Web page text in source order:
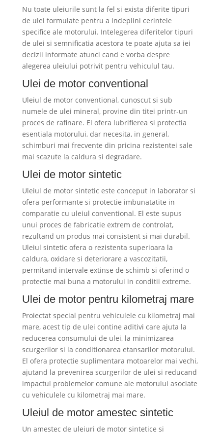
Nu toate uleiurile sunt la fel si exista diferite tipuri
de ulei formulate pentru a indeplini cerintele
specifice ale motorului. Intelegerea diferitelor tipuri
de ulei si semnificatia acestora te poate ajuta sa iei
decizii informate atunci cand e vorba despre
alegerea uleiului potrivit pentru vehiculul tau.
Ulei de motor conventional
Uleiul de motor conventional, cunoscut si sub
numele de ulei mineral, provine din titei printr-un
proces de rafinare. El ofera lubrifierea si protectia
esentiala motorului, dar necesita, in general,
schimburi mai frecvente din pricina rezistentei sale
mai scazute la caldura si degradare.
Ulei de motor sintetic
Uleiul de motor sintetic este conceput in laborator si
ofera performante si protectie imbunatatite in
comparatie cu uleiul conventional. El este supus
unui proces de fabricatie extrem de controlat,
rezultand un produs mai consistent si mai durabil.
Uleiul sintetic ofera o rezistenta superioara la
caldura, oxidare si deteriorare a vascozitatii,
permitand intervale extinse de schimb si oferind o
protectie mai buna a motorului in conditii extreme.
Ulei de motor pentru kilometraj mare
Proiectat special pentru vehiculele cu kilometraj mai
mare, acest tip de ulei contine aditivi care ajuta la
reducerea consumului de ulei, la minimizarea
scurgerilor si la conditionarea etansarilor motorului.
El ofera protectie suplimentara motoarelor mai vechi,
ajutand la prevenirea scurgerilor de ulei si reducand
impactul problemelor comune ale motorului asociate
cu vehiculele cu kilometraj mai mare.
Uleiul de motor amestec sintetic
Un amestec de uleiuri de motor sintetice si